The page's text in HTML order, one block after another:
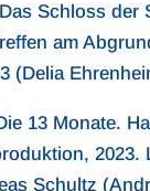
Schloss der
am
(Delia
13 Monate.
2023.
Schultz